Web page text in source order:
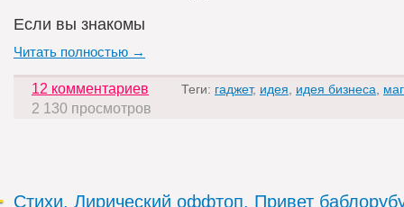
Если вы знакомы
Читать полностью →
12 комментариев Теги: гаджет, идея идея бизнеса
2 130 просмотров
Стихи. Лирический оффтоп. Привет